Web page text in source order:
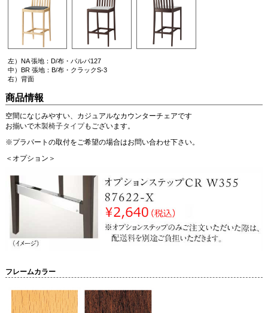
左）NA 張地：D/布・パルパ127
中）BR 張地：B/布・クラックS-3
右）背面
商品情報
空間になじみやすい、カジュアルなカウンターチェアです
お揃いで木製椅子タイプもございます。
※プラパートの取付をご希望の場合はお問い合わせ下さい。
＜オプション＞
フレームカラー